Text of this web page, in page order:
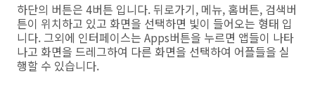
하단의 버튼은 4버튼 입니다. 뒤로가기, 메뉴, 홈버튼, 검색버
튼이 위치하고 있고 화면을 선택하면 빛이 들어오는 형태 입
니다. 그외에 인터페이스는 Apps버튼을 누르면 앱들이 나타
나고 화면을 드레그하여 다른 화면을 선택하여 어플들을 실
행할 수 있습니다.